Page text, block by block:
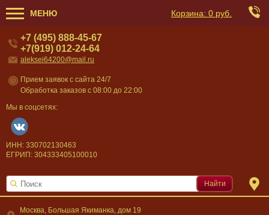
МЕНЮ Корзина: 0 руб.
Москва, Большая Якиманка, дом 19
+7 (495) 888-45-67
+7(919) 012-24-64
aleksei64200@mail.ru
Прием заявок с сайта 24/7
Обработка заказов с 08:00 до 22:00
Мы в соцсетях:
ИНН: 330702130463
ЕГРИП: 304333405100010
Найти